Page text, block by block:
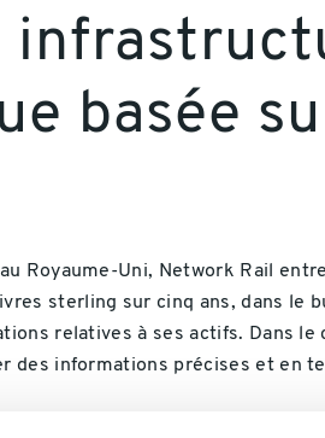
basée
Royaume-Uni, Network Rail
sterling sur cinq ans, dans le
relatives à ses actifs. Dans le
des informations précises et en